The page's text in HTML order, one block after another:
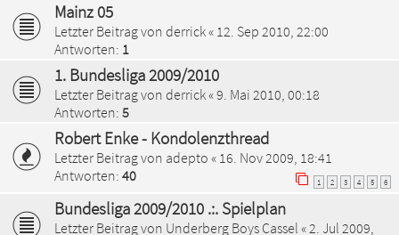
Mainz 05
Letzter Beitrag von derrick« 12. Sep 2010, 22:00
Antworten: 1
1. Bundesliga 2009/2010
Letzter Beitrag von derrick«9. Mai 2010, 00:18
Antworten: 5
Robert Enke - Kondolenzthread
Letzter Beitrag von adepto « 16. Nov 2009, 18:41
Antworten: 40 1 2 3 4 5 6
Bundesliga 2009/2010 .:. Spielplan
Letzter Beitrag von Underberg Boys Cassel «2. Jul 2009,